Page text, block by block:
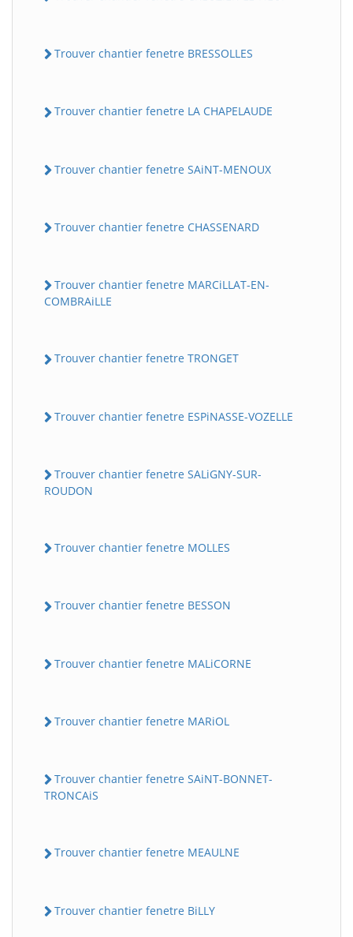
Trouver chantier fenetre BRESSOLLES
Trouver chantier fenetre LA CHAPELAUDE
Trouver chantier fenetre SAiNT-MENOUX
Trouver chantier fenetre CHASSENARD
Trouver chantier fenetre MARCiLLAT-EN-
COMBRAiLLE
Trouver chantier fenetre TRONGET
Trouver chantier fenetre ESPiNASSE-VOZELLE
Trouver chantier fenetre SALiGNY-SUR-
ROUDON
Trouver chantier fenetre MOLLES
Trouver chantier fenetre BESSON
Trouver chantier fenetre MALiCORNE
Trouver chantier fenetre MARiOL
Trouver chantier fenetre SAiNT-BONNET-
TRONCAiS
Trouver chantier fenetre MEAULNE
Trouver chantier fenetre BiLLY